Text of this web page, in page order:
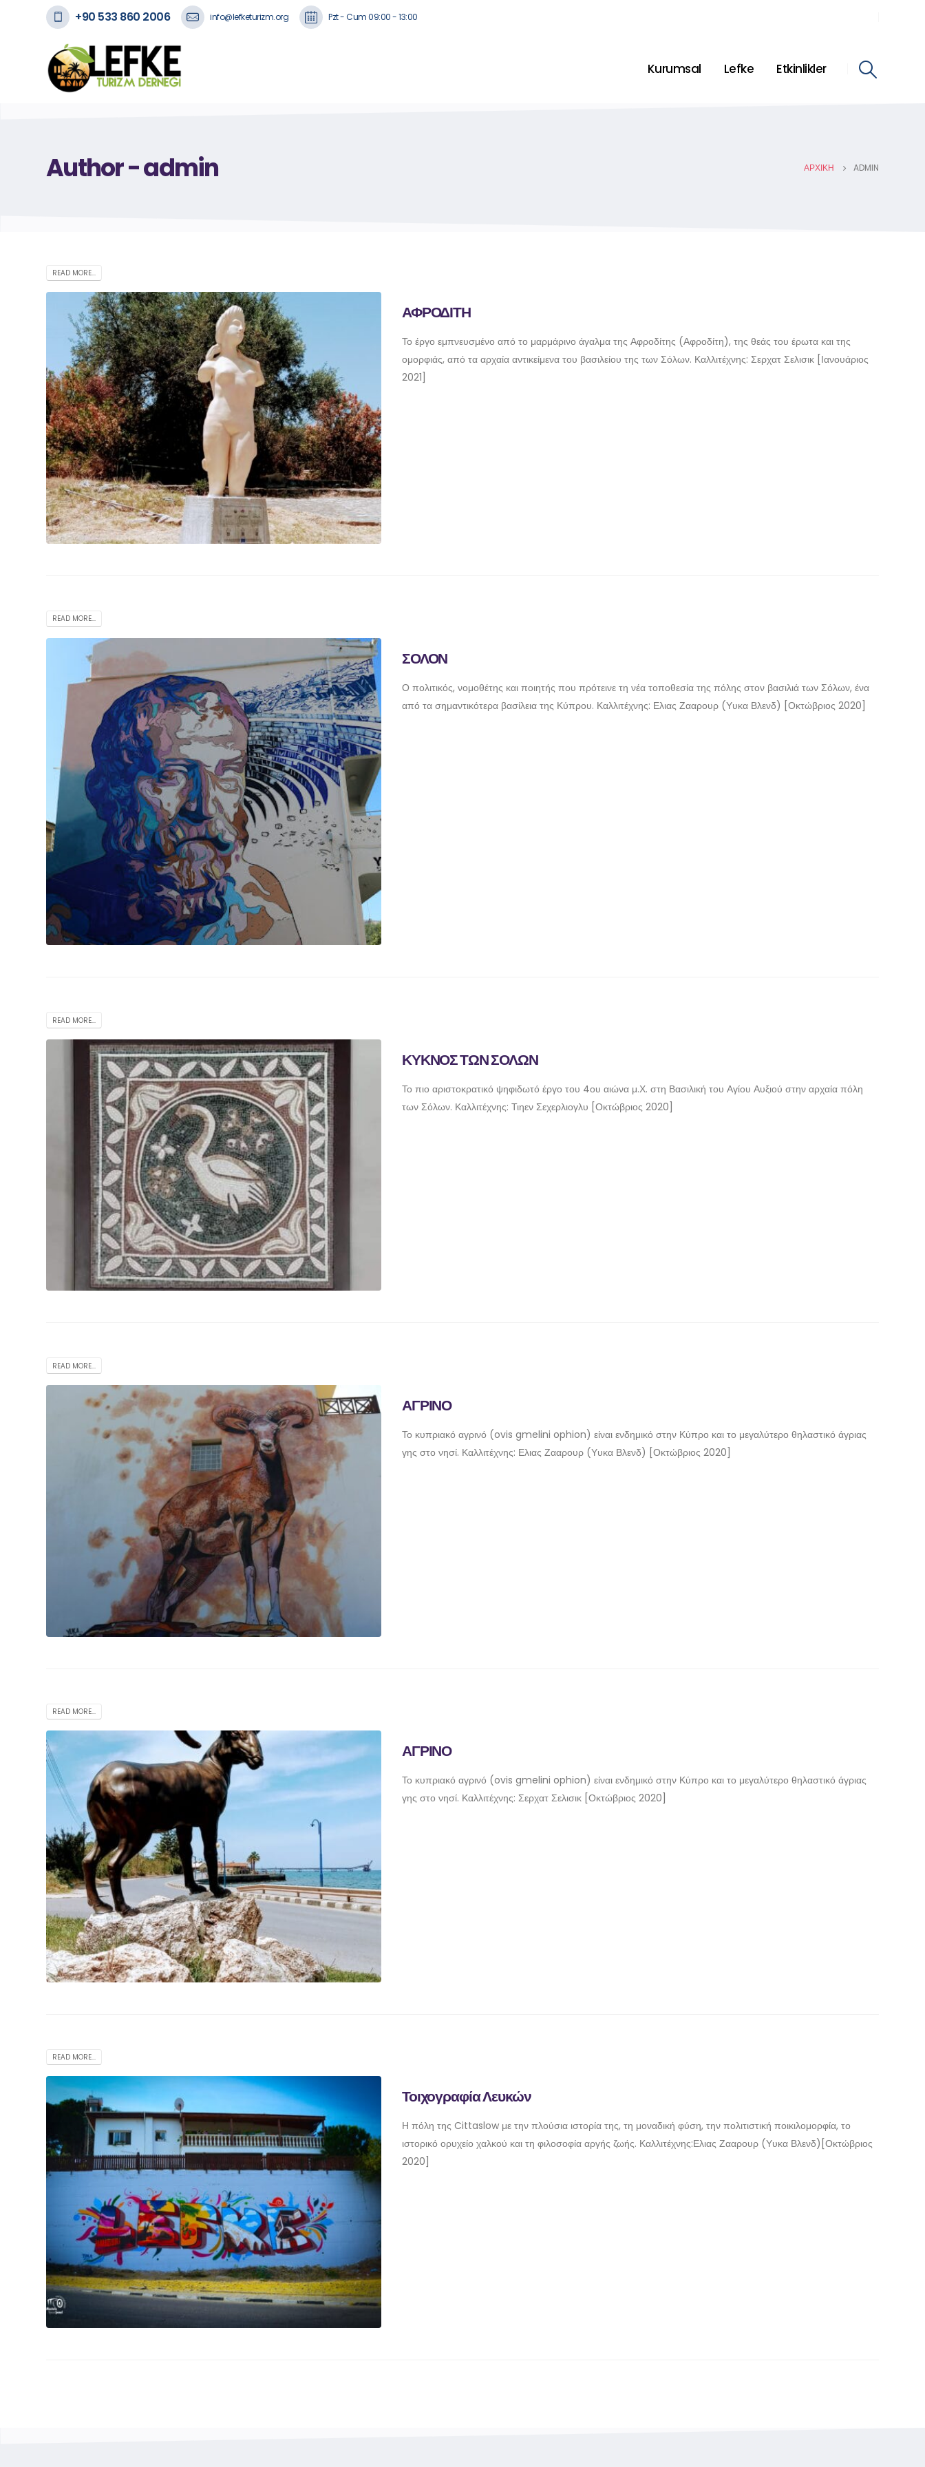
+90 533 860 2006 info@lefketurizm.org Pzt - Cum 09:00 - 13:00
Kurumsal Lefke Etkinlikler
Author - admin ΑΡΧΙΚΉ ADMIN
READ MORE...
ΑΦΡΟΔΙΤΗ
Το έργο εμπνευσμένο από το μαρμάρινο άγαλμα της Αφροδίτης (Αφροδίτη), της θεάς του έρωτα και της
ομορφιάς, από τα αρχαία αντικείμενα του βασιλείου της των Σόλων. Καλλιτέχνης: Σερχατ Σελισικ [Ιανουάριος
2021]
READ MORE...
ΣΟΛΟΝ
Ο πολιτικός, νομοθέτης και ποιητής που πρότεινε τη νέα τοποθεσία της πόλης στον βασιλιά των Σόλων, ένα
από τα σημαντικότερα βασίλεια της Κύπρου. Καλλιτέχνης: Ελιας Ζααρουρ (Υυκα Βλενδ) [Οκτώβριος 2020]
READ MORE...
ΚΥΚΝΟΣ ΤΩΝ ΣΟΛΩΝ
Το πιο αριστοκρατικό ψηφιδωτό έργο του 4ου αιώνα μ.Χ. στη Βασιλική του Αγίου Αυξιού στην αρχαία πόλη
των Σόλων. Καλλιτέχνης: Τιηεν Σεχερλιογλυ [Οκτώβριος 2020]
READ MORE...
ΑΓΡΙΝΟ
Το κυπριακό αγρινό (ovis gmelini ophion) είναι ενδημικό στην Κύπρο και το μεγαλύτερο θηλαστικό άγριας
γης στο νησί. Καλλιτέχνης: Ελιας Ζααρουρ (Υυκα Βλενδ) [Οκτώβριος 2020]
READ MORE...
ΑΓΡΙΝΟ
Το κυπριακό αγρινό (ovis gmelini ophion) είναι ενδημικό στην Κύπρο και το μεγαλύτερο θηλαστικό άγριας
γης στο νησί. Καλλιτέχνης: Σερχατ Σελισικ [Οκτώβριος 2020]
READ MORE...
Τοιχογραφία Λευκών
Η πόλη της Cittaslow με την πλούσια ιστορία της, τη μοναδική φύση, την πολιτιστική ποικιλομορφία, το
ιστορικό ορυχείο χαλκού και τη φιλοσοφία αργής ζωής. Καλλιτέχνης:Ελιας Ζααρουρ (Υυκα Βλενδ)[Οκτώβριος
2020]